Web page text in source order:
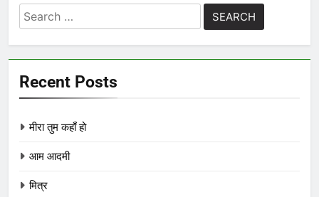
Search
for:
Recent Posts
मीरा तुम कहाँ हो
आम आदमी
मित्र